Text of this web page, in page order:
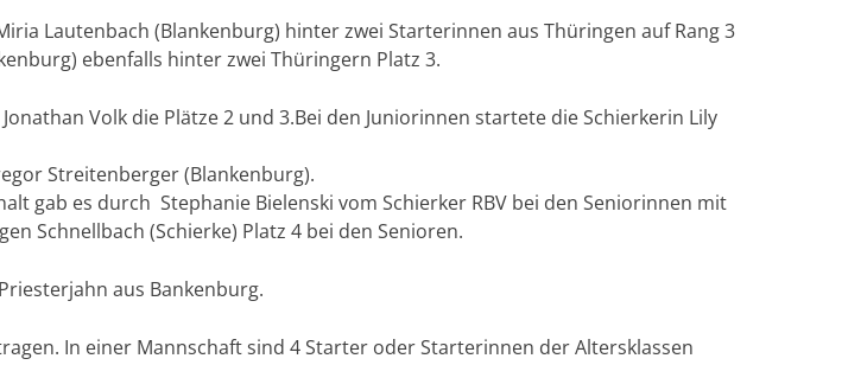
Lautenbach (Blankenburg) hinter zwei Starterinnen aus Thüringen auf Rang 3
ebenfalls hinter zwei Thüringern Platz 3.
Volk die Plätze 2 und 3.Bei den Juniorinnen startete die Schierkerin Lily
Streitenberger (Blankenburg).
gab es durch Stephanie Bielenski vom Schierker RBV bei den Seniorinnen mit
Schnellbach (Schierke) Platz 4 bei den Senioren.
aus Bankenburg.
In einer Mannschaft sind 4 Starter oder Starterinnen der Altersklassen